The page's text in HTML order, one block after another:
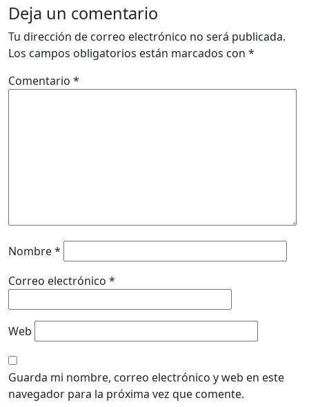
Deja un comentario
Tu dirección de correo electrónico no será publicada.
Los campos obligatorios están marcados con *
Comentario *
Nombre*
Correo electrónico *
Web
Guarda mi nombre, correo electrónico y web en este
navegador para la próxima vez que comente.